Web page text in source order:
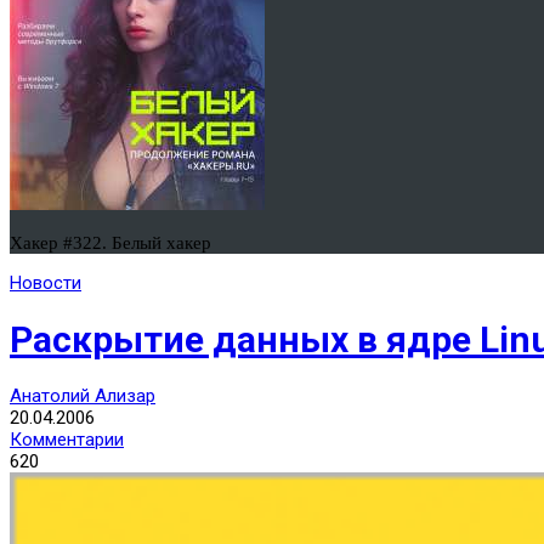
Хакер #322. Белый хакер
Новости
Раскрытие данных в ядре
Анатолий Ализар
20.04.2006
Комментарии
620